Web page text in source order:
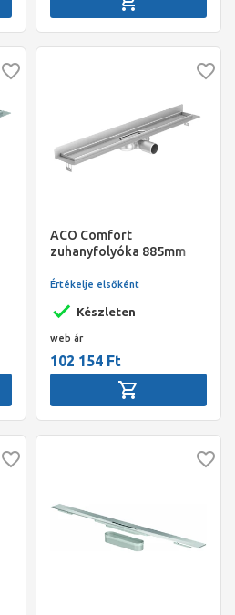
ACO Comfort
zuhanyfolyóka 885mm
kivitelben 65mm
Készleten
Értékelje elsőként
web ár
102 154 Ft